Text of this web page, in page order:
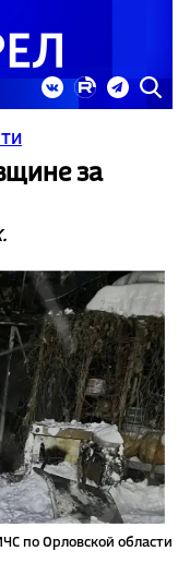
за
по Орловской области